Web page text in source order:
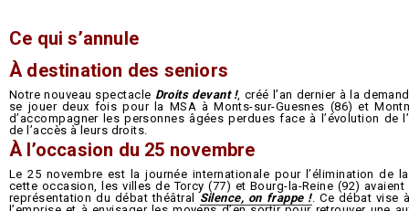
Ce qui s’annule
À destination des seniors
Notre nouveau spectacle Droits devant !, créé l’an dernier à la
se jouer deux fois pour la MSA à Monts-sur-Guesnes (86) et
d’accompagner les personnes âgées perdues face à l’évolution de
de l’accès à leurs droits.
À l’occasion du 25 novembre
Le 25 novembre est la journée internationale pour l’élimination de
cette occasion, les villes de Torcy (77) et Bourg-la-Reine (92)
représentation du débat théâtral Silence, on frappe !. Ce débat vise